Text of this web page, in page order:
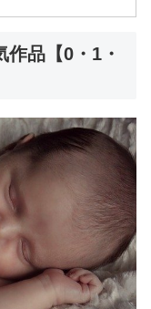
品【0・1・